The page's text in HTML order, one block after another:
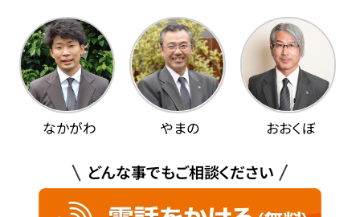
なかがわ やまの おおくぼ
どんな事でもご相談ください